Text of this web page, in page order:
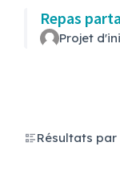
Repas
Projet
Résultats par